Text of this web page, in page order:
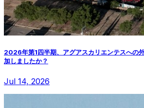
2026年第1四半期、アグアスカリエンテスへの
加しましたか？
Jul 14, 2026